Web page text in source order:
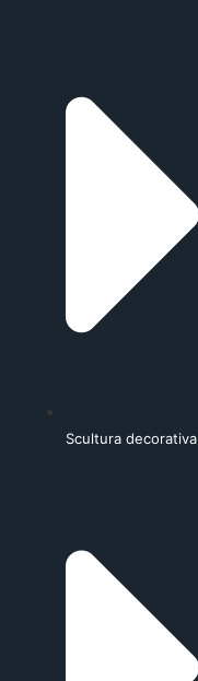
Scultura decorativa